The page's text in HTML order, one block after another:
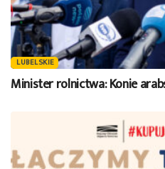
LUBELSKIE
Minister rolnictwa: Konie